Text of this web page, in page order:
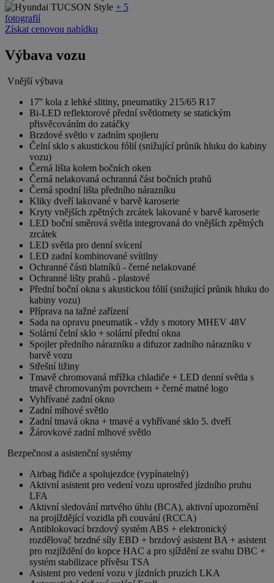
+ 5
fotografií
Získat cenovou nabídku
Výbava vozu
Vnější výbava
17'' kola z lehké slitiny, pneumatiky 215/65 R17
Bi-LED reflektorové přední světlomety se statickým
přisvěcováním do zatáčky
Brzdové světlo v zadním spojleru
Čelní sklo s akustickou fólií (snižující průnik hluku do kabiny
vozu)
Černá lišta kolem bočních oken
Černá nelakovaná ochranná část bočních prahů
Černá spodní lišta předního nárazníku
Kliky dveří lakované v barvě karoserie
Kryty vnějších zpětných zrcátek lakované v barvě karoserie
LED boční směrová světla integrovaná do vnějších zpětných
zrcátek
LED světla pro denní svícení
LED zadní kombinované svítilny
Ochranné části blatníků - černé nelakované
Ochranné lišty prahů - plastové
Přední boční okna s akustickou fólií (snižující průnik hluku do
kabiny vozu)
Příprava na tažné zařízení
Sada na opravu pneumatik - vždy s motory MHEV 48V
Solární čelní sklo + solární přední okna
Spojler předního nárazníku a difuzor zadního nárazníku v
barvě vozu
Střešní ližiny
Tmavě chromovaná mřížka chladiče + LED denní světla s
tmavě chromovaným povrchem + černé matné logo
Vyhřívané zadní okno
Zadní mlhové světlo
Zadní tmavá okna + tmavé a vyhřívané sklo 5. dveří
Žárovkové zadní mlhové světlo
Bezpečnost a asistenční systémy
Airbag řidiče a spolujezdce (vypínatelný)
Aktivní asistent pro vedení vozu uprostřed jízdního pruhu
LFA
Aktivní sledování mrtvého úhlu (BCA), aktivní upozornění
na projíždějící vozidla při couvání (RCCA)
Antiblokovací brzdový systém ABS + elektronický
rozdělovač brzdné síly EBD + brzdový asistent BA + asistent
pro rozjíždění do kopce HAC a pro sjíždění ze svahu DBC +
systém stabilizace přívěsu TSA
Asistent pro vedení vozu v jízdních pruzích LKA